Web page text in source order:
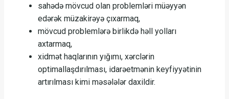
sahədə mövcud olan problemləri müəyyən
edərək müzakirəyə çıxarmaq,
mövcud problemlərə birlikdə həll yolları
axtarmaq,
xidmət haqlarının yığımı, xərclərin
optimallaşdırılması, idarəetmənin keyfiyyətinin
artırılması kimi məsələlər daxildir.